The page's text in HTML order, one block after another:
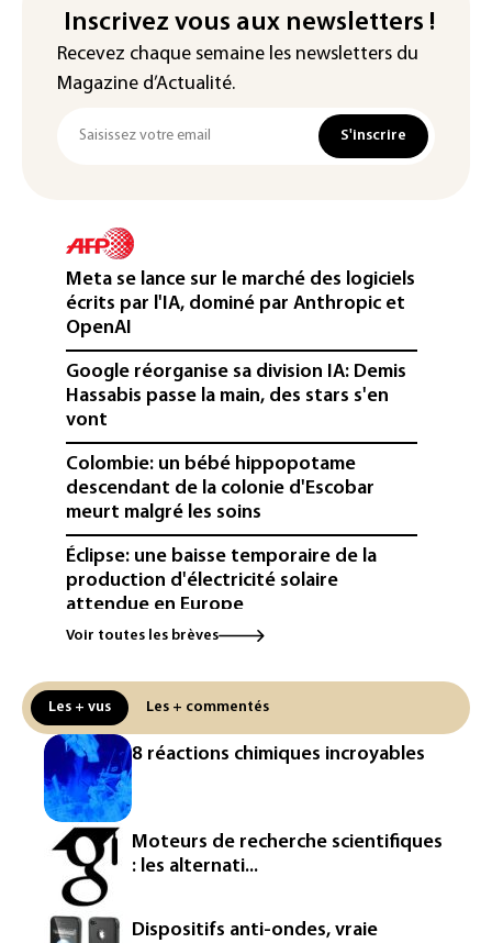
Inscrivez vous aux newsletters !
Recevez chaque semaine les newsletters du
Magazine d’Actualité.
S'inscrire
Meta se lance sur le marché des logiciels
écrits par l'IA, dominé par Anthropic et
OpenAI
Google réorganise sa division IA: Demis
Hassabis passe la main, des stars s'en
vont
Colombie: un bébé hippopotame
descendant de la colonie d'Escobar
meurt malgré les soins
Éclipse: une baisse temporaire de la
production d'électricité solaire
attendue en Europe
L'Autriche bat son record absolu de
Inde : Meta sommé de s'excuser après
le retrait d'une vidéo de Modi
La défense, voie de diversification pour
un secteur automobile à la peine
France : prison avec sursis et
"bannissement numérique" pour deux
streamers jugés pour des violences et
humiliations en ligne
Voir toutes les brèves
Les + vus Les + commentés
8 réactions chimiques incroyables
Moteurs de recherche scientifiques
: les alternati...
Dispositifs anti-ondes, vraie